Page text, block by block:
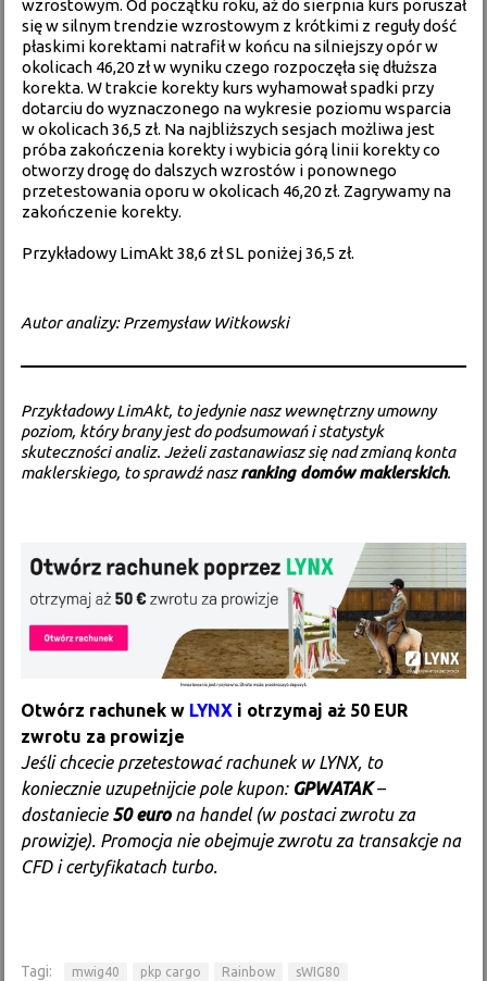
wzrostowym. Od początku roku, aż do sierpnia kurs poruszał
się w silnym trendzie wzrostowym z krótkimi z reguły dość
płaskimi korektami natrafił w końcu na silniejszy opór w
okolicach 46,20 zł w wyniku czego rozpoczęła się dłuższa
korekta. W trakcie korekty kurs wyhamował spadki przy
dotarciu do wyznaczonego na wykresie poziomu wsparcia
w okolicach 36,5 zł. Na najbliższych sesjach możliwa jest
próba zakończenia korekty i wybicia górą linii korekty co
otworzy drogę do dalszych wzrostów i ponownego
przetestowania oporu w okolicach 46,20 zł. Zagrywamy na
zakończenie korekty.
Przykładowy LimAkt 38,6 zł SL poniżej 36,5 zł.
Autor analizy: Przemysław Witkowski
Przykładowy LimAkt, to jedynie nasz wewnętrzny umowny
poziom, który brany jest do podsumowań i statystyk
skuteczności analiz. Jeżeli zastanawiasz się nad zmianą konta
maklerskiego, to sprawdź naszranking domów maklerskich.
Otwórz rachunek w LYNX i otrzymaj aż 50 EUR
zwrotu za prowizje
Jeśli chcecie przetestować rachunek w LYNX, to
koniecznie uzupełnijcie pole kupon: GPWATAK–
dostaniecie 50 eurona handel (w postaci zwrotu za
prowizje). Promocja nie obejmuje zwrotu za transakcje na
CFD i certyfikatach turbo.
Tagi: mwig40 pkp cargo Rainbow sWIG80